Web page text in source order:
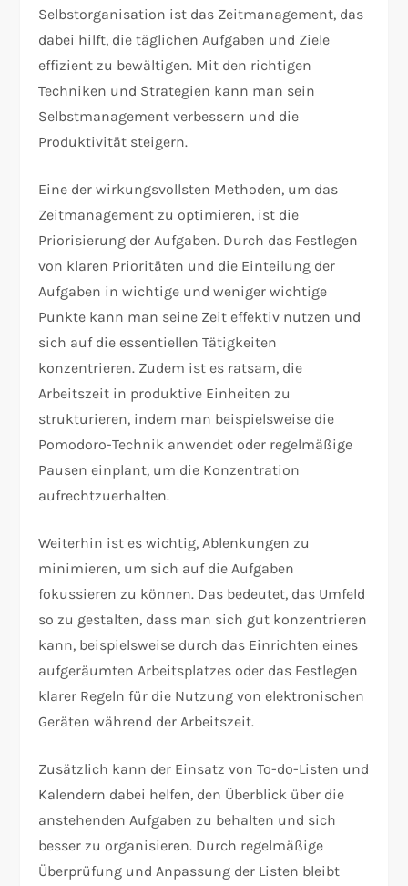
Selbstorganisation ist das Zeitmanagement, das
dabei hilft, die täglichen Aufgaben und Ziele
effizient zu bewältigen. Mit den richtigen
Techniken und Strategien kann man sein
Selbstmanagement verbessern und die
Produktivität steigern.
Eine der wirkungsvollsten Methoden, um das
Zeitmanagement zu optimieren, ist die
Priorisierung der Aufgaben. Durch das Festlegen
von klaren Prioritäten und die Einteilung der
Aufgaben in wichtige und weniger wichtige
Punkte kann man seine Zeit effektiv nutzen und
sich auf die essentiellen Tätigkeiten
konzentrieren. Zudem ist es ratsam, die
Arbeitszeit in produktive Einheiten zu
strukturieren, indem man beispielsweise die
Pomodoro-Technik anwendet oder regelmäßige
Pausen einplant, um die Konzentration
aufrechtzuerhalten.
Weiterhin ist es wichtig, Ablenkungen zu
minimieren, um sich auf die Aufgaben
fokussieren zu können. Das bedeutet, das Umfeld
so zu gestalten, dass man sich gut konzentrieren
kann, beispielsweise durch das Einrichten eines
aufgeräumten Arbeitsplatzes oder das Festlegen
klarer Regeln für die Nutzung von elektronischen
Geräten während der Arbeitszeit.
Zusätzlich kann der Einsatz von To-do-Listen und
Kalendern dabei helfen, den Überblick über die
anstehenden Aufgaben zu behalten und sich
besser zu organisieren. Durch regelmäßige
Überprüfung und Anpassung der Listen bleibt